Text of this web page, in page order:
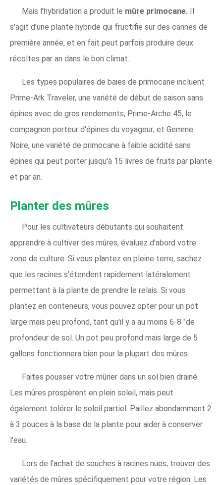
Mais l'hybridation a produit le mûre primocane.
s'agit d'une plante hybride qui fructifie sur des cannes de
première année, et en fait peut parfois produire deux
récoltes par an dans le bon climat.
Les types populaires de baies de primocane incluent
Prime-Ark Traveler, une variété de début de saison sans
épines avec de gros rendements; Prime-Arche 45, le
compagnon porteur d'épines du voyageur; et Gemme
Noire, une variété de primocane à faible acidité sans
épines qui peut porter jusqu'à 15 livres de fruits par plante
et par an.
Planter des mûres
Pour les cultivateurs débutants qui souhaitent
apprendre à cultiver des mûres, évaluez d'abord votre
zone de culture. Si vous plantez en pleine terre, sachez
que les racines s'étendent rapidement latéralement
permettant à la plante de prendre le relais. Si vous
plantez en conteneurs, vous pouvez opter pour un pot
large mais peu profond, tant qu'il y a au moins 6-8 "de
profondeur de sol. Un pot peu profond mais large de 5
gallons fonctionnera bien pour la plupart des mûres.
Faites pousser votre mûrier dans un sol bien drainé.
Les mûres prospèrent en plein soleil, mais peut
également tolérer le soleil partiel. Paillez abondamment 2
à 3 pouces à la base de la plante pour aider à conserver
l'eau.
Lors de l'achat de souches à racines nues, trouver des
variétés de mûres spécifiquement pour votre région. Les